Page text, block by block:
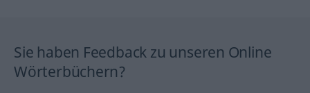
Sie haben Feedback zu unseren Online
Wörterbüchern?